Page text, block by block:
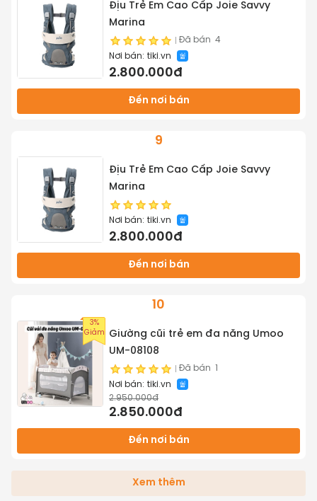
Địu Trẻ Em Cao Cấp Joie Savvy
Marina
Đã bán 4
Nơi bán: tiki.vn
2.800.000đ
Đến nơi bán
9
Địu Trẻ Em Cao Cấp Joie Savvy
Marina
Nơi bán: tiki.vn
2.800.000đ
Đến nơi bán
10
3%
Giảm
Giường cũi trẻ em đa năng Umoo
UM-08108
Đã bán 1
Nơi bán: tiki.vn
2.950.000đ
2.850.000đ
Đến nơi bán
Xem thêm